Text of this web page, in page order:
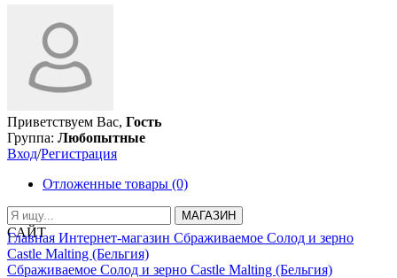
Приветствуем Вас, Гость
Группа: Любопытные
Вход/Регистрация
Отложенные товары (0)
МАГАЗИН
САЙТ
Главная Интернет-магазин Сбраживаемое Солод и зерно
Castle Malting (Бельгия)
Сбраживаемое Солод и зерно Castle Malting (Бельгия)